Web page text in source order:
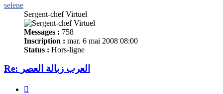
selene
Sergent-chef Virtuel
Messages : 758
Inscription : mar. 6 mai 2008 08:00
Status : Hors-ligne
Re: العرب زبالة العصر